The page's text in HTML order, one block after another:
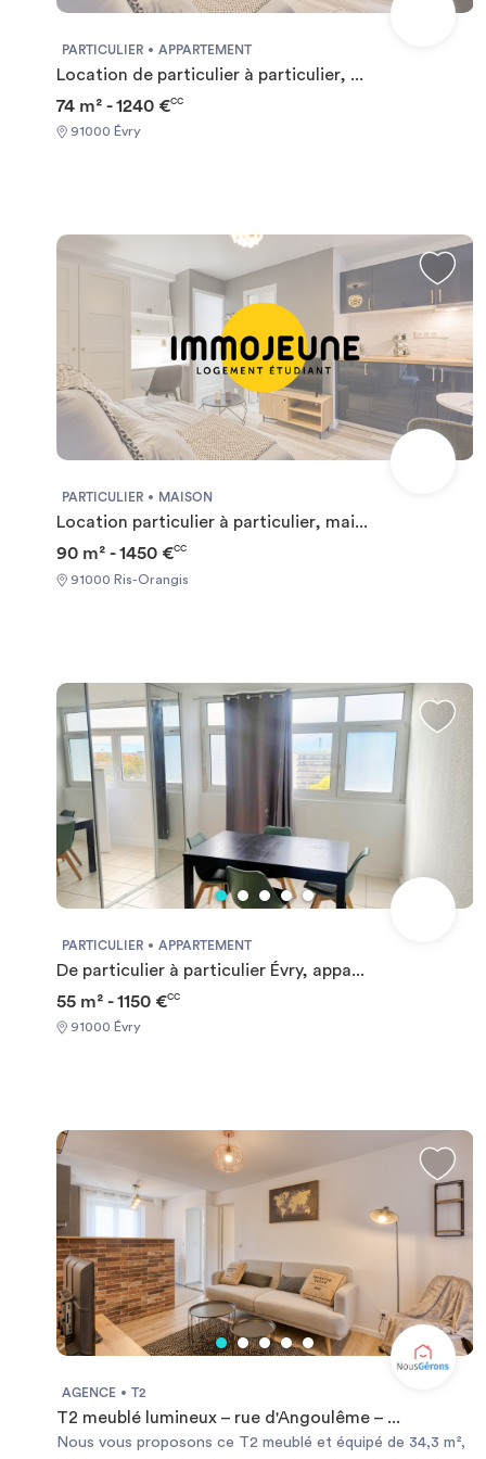
PARTICULIER APPARTEMENT
Location de particulier à particulier, ...
74 m² - 1240 €CC
91000 Évry
PARTICULIER MAISON
Location particulier à particulier, mai...
90 m² - 1450 €CC
91000 Ris-Orangis
PARTICULIER APPARTEMENT
De particulier à particulier Évry, appa...
55 m² - 1150 €CC
91000 Évry
AGENCE T2
T2 meublé lumineux – rue d'Angoulême – ...
Nous vous proposons ce T2 meublé et équipé de 34,3 m²,